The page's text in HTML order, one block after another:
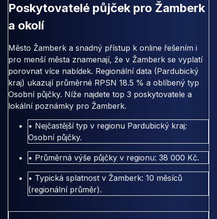
Poskytovatelé půjček pro Žamberk
a okolí
Město Žamberk a snadný přístup k online řešením i
pro menší města znamenají, že v Žamberk se vyplatí
porovnat více nabídek. Regionální data (Pardubický
kraj) ukazují průměrné RPSN 18.5 % a oblíbený typ
Osobní půjčky. Níže najdete top 3 poskytovatele a
lokální poznámky pro Žamberk.
• Nejčastější typ v regionu Pardubický kraj:
Osobní půjčky.
• Průměrná výše půjčky v regionu: 38 000 Kč.
• Typická splatnost v Žamberk: 10 měsíců
(regionální průměr).